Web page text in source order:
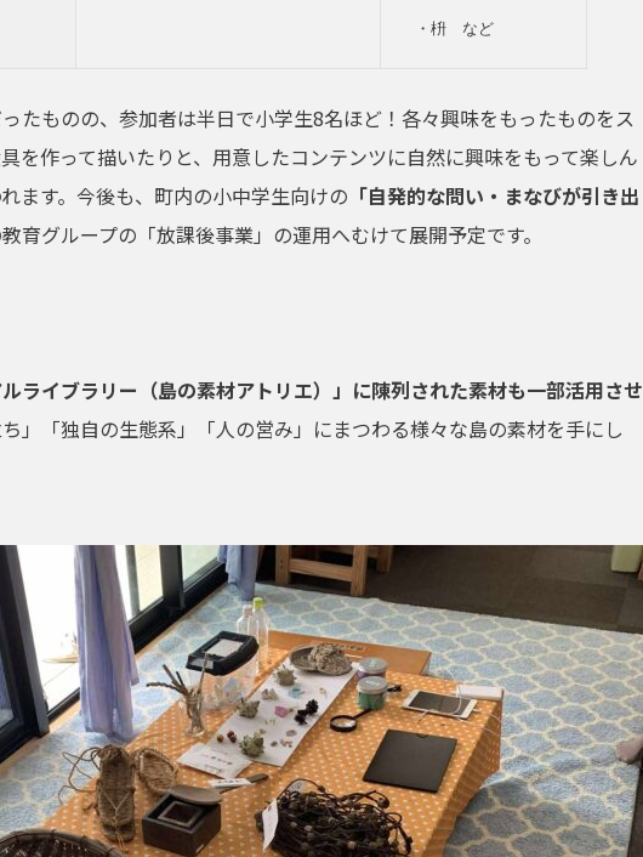
・枡　など
たものの、参加者は半日で小学生8名ほど！各々興味をもったものをス
を作って描いたりと、用意したコンテンツに自然に興味をもって楽しん
ます。今後も、町内の小中学生向けの 「自発的な問い・まなびが引き出
育グループの「放課後事業」の運用へむけて展開予定です。
ライブラリー（島の素材アトリエ）」に陳列された素材も一部活用させ
ち」「独自の生態系」「人の営み」にまつわる様々な島の素材を手にし